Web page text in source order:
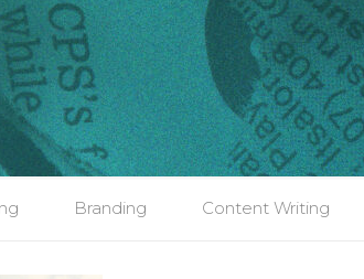
Branding Content Writing